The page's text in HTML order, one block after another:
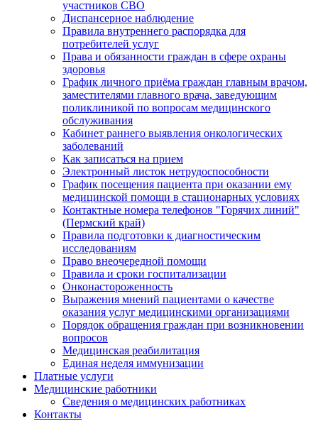
участников СВО
Диспансерное наблюдение
Правила внутреннего распорядка для
потребителей услуг
Права и обязанности граждан в сфере охраны
здоровья
График личного приёма граждан главным врачом,
заместителями главного врача, заведующим
поликлиникой по вопросам медицинского
обслуживания
Кабинет раннего выявления онкологических
заболеваний
Как записаться на прием
Электронный листок нетрудоспособности
График посещения пациента при оказании ему
медицинской помощи в стационарных условиях
Контактные номера телефонов "Горячих линий"
(Пермский край)
Правила подготовки к диагностическим
исследованиям
Право внеочередной помощи
Правила и сроки госпитализации
Онконастороженность
Выражения мнений пациентами о качестве
оказания услуг медицинскими организациями
Порядок обращения граждан при возникновении
вопросов
Медицинская реабилитация
Единая неделя иммунизации
Платные услуги
Медицинские работники
Сведения о медицинских работниках
Контакты